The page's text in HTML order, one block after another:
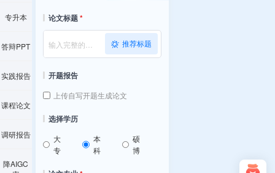
专升本
答辩PPT
实践报告
课程论文
调研报告
降AIGC
论文标题*
推荐标题
开题报告
上传自写开题生成论文
选择学历
大
专
本
科
硕
博